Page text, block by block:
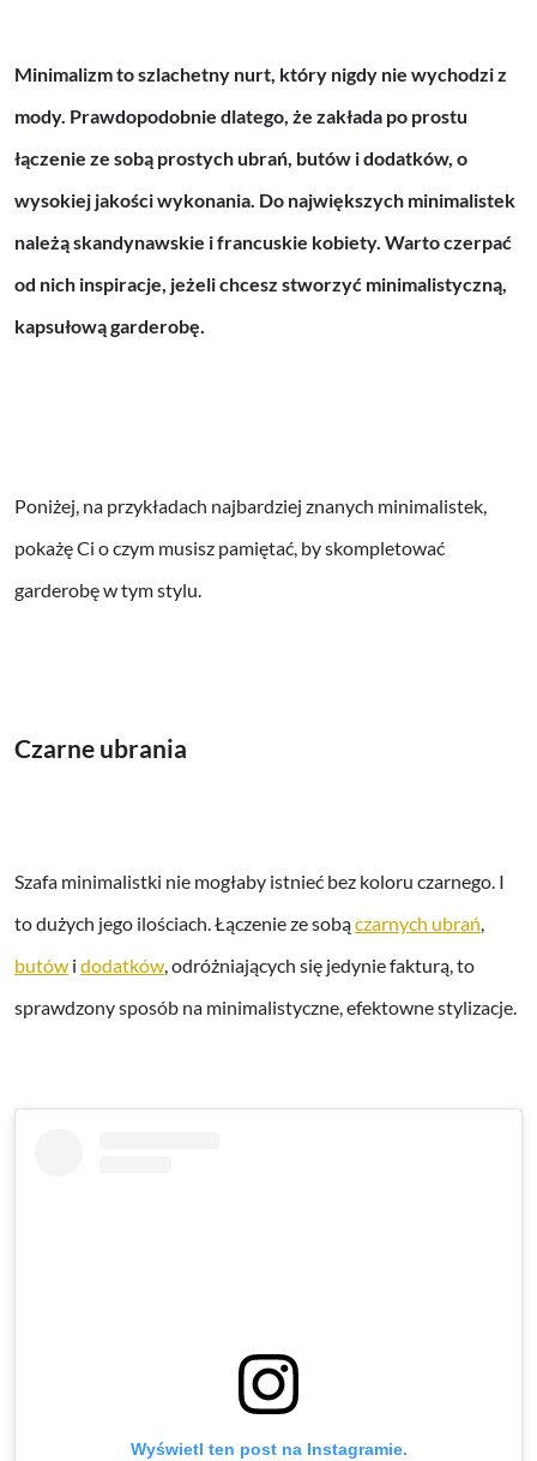
Minimalizm to szlachetny nurt, który nigdy nie wychodzi z
mody. Prawdopodobnie dlatego, że zakłada po prostu
łączenie ze sobą prostych ubrań, butów i dodatków, o
wysokiej jakości wykonania. Do największych minimalistek
należą skandynawskie i francuskie kobiety. Warto czerpać
od nich inspiracje, jeżeli chcesz stworzyć minimalistyczną,
kapsułową garderobę.
Poniżej, na przykładach najbardziej znanych minimalistek,
pokażę Ci o czym musisz pamiętać, by skompletować
garderobę w tym stylu.
Czarne ubrania
Szafa minimalistki nie mogłaby istnieć bez koloru czarnego. I
to dużych jego ilościach. Łączenie ze sobączarnych ubrań,
butów i dodatków, odróżniających się jedynie fakturą, to
sprawdzony sposób na minimalistyczne, efektowne stylizacje.
Wyświetl ten post na Instagramie.